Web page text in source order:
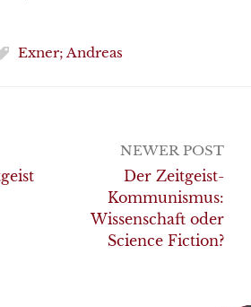
Exner; Andreas
NEWER POST
Der Zeitgeist-
Kommunismus:
Wissenschaft oder
Science Fiction?